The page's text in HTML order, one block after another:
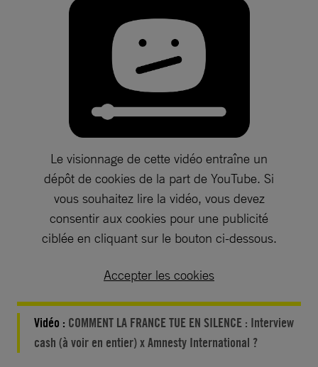
Le visionnage de cette vidéo entraîne un
dépôt de cookies de la part de YouTube. Si
vous souhaitez lire la vidéo, vous devez
consentir aux cookies pour une publicité
ciblée en cliquant sur le bouton ci-dessous.
Accepter les cookies
Vidéo : COMMENT LA FRANCE TUE EN SILENCE : Interview
cash (à voir en entier) x Amnesty International ?